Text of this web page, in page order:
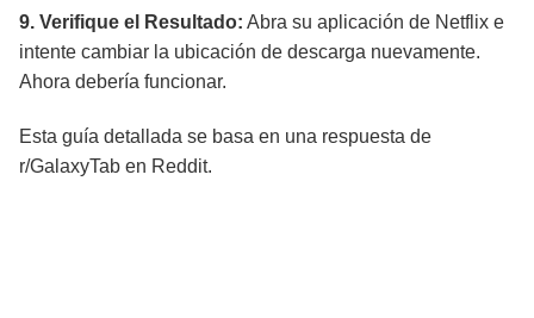
9. Verifique el Resultado: Abra su aplicación de Netflix e
intente cambiar la ubicación de descarga nuevamente.
Ahora debería funcionar.
Esta guía detallada se basa en una respuesta de
r/GalaxyTab en Reddit.